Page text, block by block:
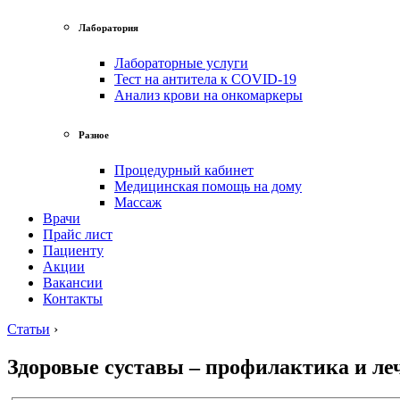
Лаборатория
Лабораторные услуги
Тест на антитела к COVID-19
Анализ крови на онкомаркеры
Разное
Процедурный кабинет
Медицинская помощь на дому
Массаж
Врачи
Прайс лист
Пациенту
Акции
Вакансии
Контакты
Статьи ›
Здоровые суставы – профилактика и